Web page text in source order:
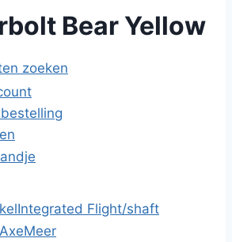
Bear Yellow
zoeken
Integrated Flight/shaft
Meer